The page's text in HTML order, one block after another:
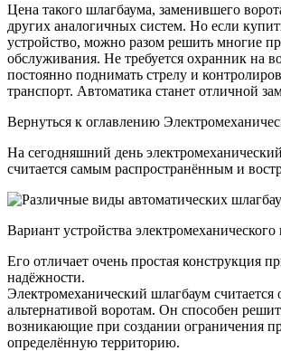
Цена такого шлагбаума, заменившего
других аналогичных систем. Но если
устройство, можно разом решить многие
обслуживания. Не требуется охранник на
постоянно поднимать стрелу и
транспорт. Автоматика станет отличной
Вернуться к оглавлению
На сегодняшний день
считается самым распространённым и
Вариант устройства электромеханического
Его отличает очень простая конструкция
надёжности.
Электромеханический шлагбаум считается
альтернативой воротам. Он способен
возникающие при создании ограничения
определённую территорию.